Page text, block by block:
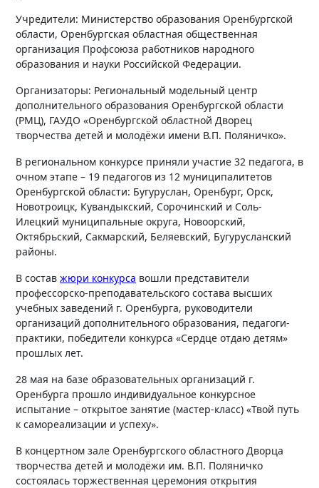
Учредители: Министерство образования Оренбургской
области, Оренбургская областная общественная
организация Профсоюза работников народного
образования и науки Российской Федерации.
Организаторы: Региональный модельный центр
дополнительного образования Оренбургской области
(РМЦ), ГАУДО «Оренбургской областной Дворец
творчества детей и молодёжи имени В.П. Поляничко».
В региональном конкурсе приняли участие 32 педагога, в
очном этапе – 19 педагогов из 12 муниципалитетов
Оренбургской области: Бугуруслан, Оренбург, Орск,
Новотроицк, Кувандыкский, Сорочинский и Соль-
Илецкий муниципальные округа, Новоорский,
Октябрьский, Сакмарский, Беляевский, Бугурусланский
районы.
В состав жюри конкурса вошли представители
профессорско-преподавательского состава высших
учебных заведений г. Оренбурга, руководители
организаций дополнительного образования, педагоги-
практики, победители конкурса «Сердце отдаю детям»
прошлых лет.
28 мая на базе образовательных организаций г.
Оренбурга прошло индивидуальное конкурсное
испытание – открытое занятие (мастер-класс) «Твой путь
к самореализации и успеху».
В концертном зале Оренбургского областного Дворца
творчества детей и молодёжи им. В.П. Поляничко
состоялась торжественная церемония открытия